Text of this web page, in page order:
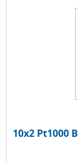
10x2 Pt1000 B